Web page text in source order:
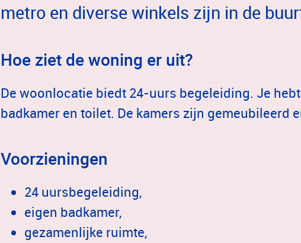
metro en diverse winkels zijn in de
Hoe ziet de woning er uit?
De woonlocatie biedt 24-uurs begeleiding. Je
badkamer en toilet. De kamers zijn gemeubileerd
Voorzieningen
24 uursbegeleiding,
eigen badkamer,
gezamenlijke ruimte,